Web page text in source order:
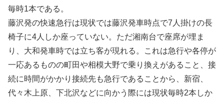
毎時1本である。
藤沢発の快速急行は現状では藤沢発車時点で7人掛けの長
椅子に4人しか座っていない。ただ湘南台で座席が埋ま
り、大和発車時では立ち客が現れる。これは急行や各停が
一応あるものの町田や相模大野で乗り換えがあること、接
続に時間がかかり接続先も急行であることから、新宿、
代々木上原、下北沢などに向かう際には現状毎時2本しか